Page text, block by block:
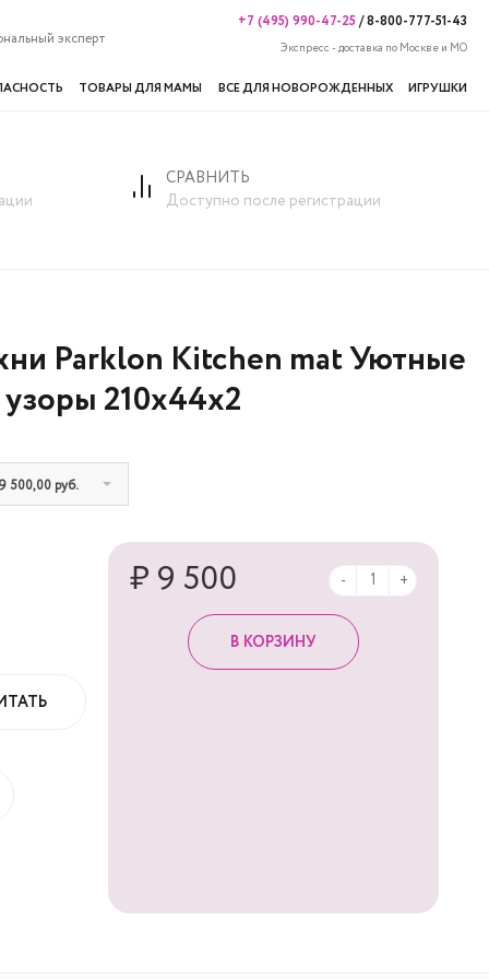
эксперт
+7 (495) 990-47-25/8-800-777-51-43
Экспресс - доставка по Москве и МО
ТОВАРЫ ДЛЯ МАМЫ ВСЕ ДЛЯ НОВОРОЖДЕННЫХ ИГРУШКИ
СРАВНИТЬ
Доступно после регистрации
Parklon Kitchen mat Уютные
узоры 210x44x2
500,00 руб.
₽ 9 500 - +